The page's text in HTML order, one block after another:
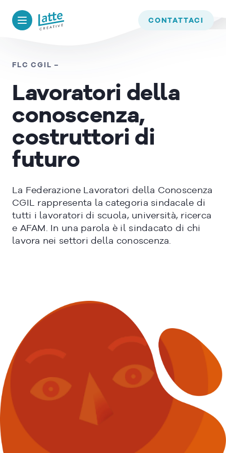
CONTATTACI
TIMELINE
FLC CGIL –
Lavoratori della
conoscenza,
costruttori di
futuro
La Federazione Lavoratori della Conoscenza
CGIL rappresenta la categoria sindacale di
tutti i lavoratori di scuola, università, ricerca
e AFAM. In una parola è il sindacato di chi
lavora nei settori della conoscenza.
our website. If you continue to use this site we will assume that
you are happy with it.
READ MORE